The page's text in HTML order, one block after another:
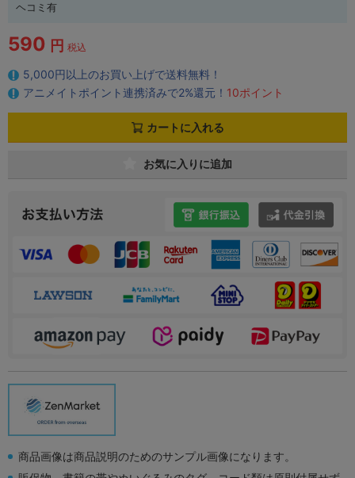
ヘコミ有
590 円 税込
5,000円以上のお買い上げで送料無料！
アニメイトポイント連携済みで2%還元！ 10ポイント
カートに入れる
お気に入りに追加
商品画像は商品説明のためのサンプル画像になります。